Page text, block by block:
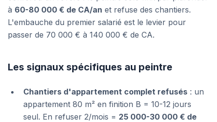
à 60-80 000 € de CA/an et refuse des chantiers.
L'embauche du premier salarié est le levier pour
passer de 70 000 € à 140 000 € de CA.
Les signaux spécifiques au peintre
Chantiers d'appartement complet refusés : un
appartement 80 m² en finition B = 10-12 jours
seul. En refuser 2/mois = 25 000-30 000 € de